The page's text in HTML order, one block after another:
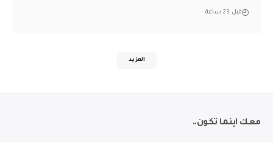
قبل 23 ساعة
المزيد
معك اينما تكون..